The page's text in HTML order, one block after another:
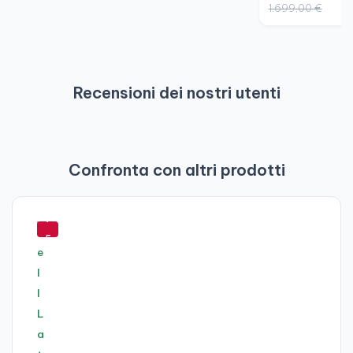
1.699,00 €
Recensioni dei nostri utenti
Confronta con altri prodotti
-
7
5